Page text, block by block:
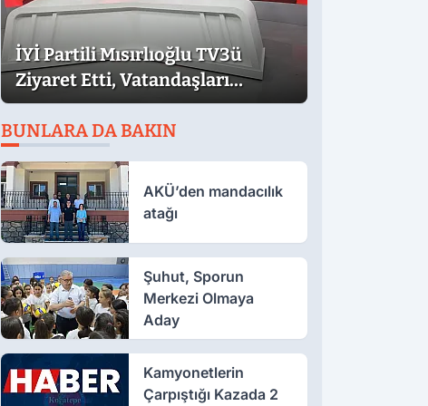
İYİ Partili Mısırlıoğlu TV3ü
Ziyaret Etti, Vatandaşları
Mitinge Davet Etti
BUNLARA DA BAKIN
AKÜ’den mandacılık
atağı
Şuhut, Sporun
Merkezi Olmaya
Aday
Kamyonetlerin
Çarpıştığı Kazada 2